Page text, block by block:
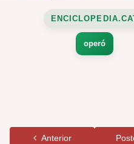
operó
Anterior